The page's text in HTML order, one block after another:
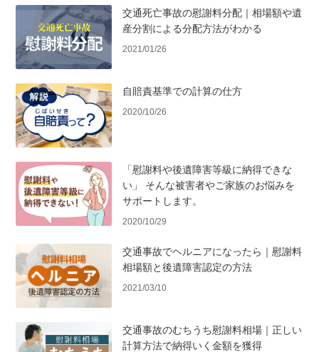
交通死亡事故の慰謝料分配｜相場額や遺
産分割による分配方法がわかる
2021/01/26
自賠責基準での計算の仕方
2020/10/26
「慰謝料や後遺障害等級に納得できな
い」 そんな被害者やご家族のお悩みを
サポートします。
2020/10/29
交通事故でヘルニアになったら｜慰謝料
相場額と後遺障害認定の方法
2021/03/10
交通事故のむちうち慰謝料相場｜正しい
計算方法で納得いく金額を獲得